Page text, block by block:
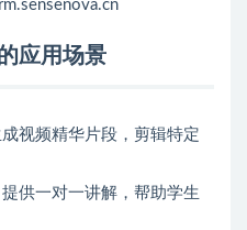
应用场景
成视频精华片段，剪辑特定
提供一对一讲解，帮助学生